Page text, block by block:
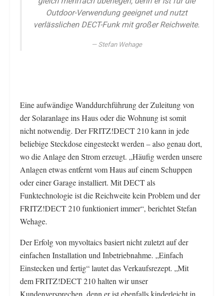
Outdoor-Verwendung geeignet und nutzt
verlässlichen DECT-Funk mit großer Reichweite.
Stefan Wehage
Eine aufwändige Wanddurchführung der Zuleitung von
der Solaranlage ins Haus oder die Wohnung ist somit
nicht notwendig. Der FRITZ!DECT 210 kann in jede
beliebige Steckdose eingesteckt werden – also genau dort,
wo die Anlage den Strom erzeugt. „Häufig werden unsere
Anlagen etwas entfernt vom Haus auf einem Schuppen
oder einer Garage installiert. Mit DECT als
Funktechnologie ist die Reichweite kein Problem und der
FRITZ!DECT 210 funktioniert immer“, berichtet Stefan
Wehage.
Der Erfolg von myvoltaics basiert nicht zuletzt auf der
einfachen Installation und Inbetriebnahme. „Einfach
Einstecken und fertig“ lautet das Verkaufsrezept. „Mit
dem FRITZ!DECT 210 halten wir unser
Kundenversprechen, denn er ist ebenfalls kinderleicht in